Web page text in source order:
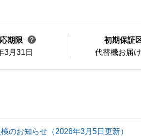
期限
3月31日
初期保証
代替機お届
のお知らせ（2026年3月5日更新）